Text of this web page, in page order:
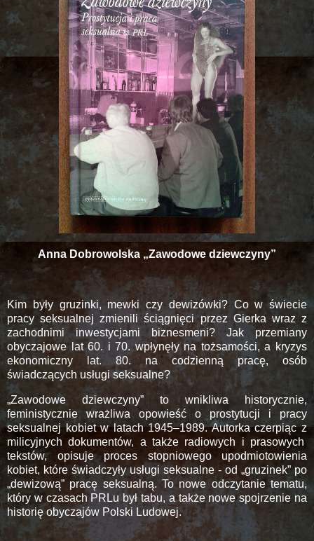
Anna Dobrowolska „Zawodowe dziewczyny”
Kim były gruzinki, mewki czy dewizówki? Co w świecie
pracy seksualnej zmienili ściągnięci przez Gierka wraz z
zachodnimi inwestycjami biznesmeni? Jak przemiany
obyczajowe lat 60. i 70. wpłynęły na tożsamości, a kryzys
ekonomiczny lat. 80. na codzienną pracę, osób
świadczących usługi seksualne?
„Zawodowe dziewczyny” to wnikliwa historycznie,
feministycznie wrażliwa opowieść o prostytucji i pracy
seksualnej kobiet w latach 1945–1989. Autorka czerpiąc z
milicyjnych dokumentów, a także radiowych i prasowych
tekstów, opisuje proces stopniowego upodmiotowienia
kobiet, które świadczyły usługi seksualne - od „gruzinek” po
„dewizową” pracę seksualną. To nowe odczytanie tematu,
który w czasach PRLu był tabu, a także nowe spojrzenie na
historię obyczajów Polski Ludowej.